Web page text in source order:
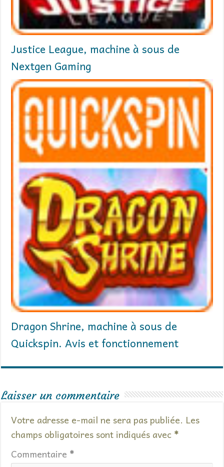
Justice League, machine à sous de
Nextgen Gaming
Dragon Shrine, machine à sous de
Quickspin. Avis et fonctionnement
Laisser un commentaire
Votre adresse e-mail ne sera pas publiée. Les
champs obligatoires sont indiqués avec *
Commentaire *